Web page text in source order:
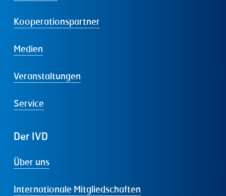
Kooperationspartner
Medien
Veranstaltungen
Service
Der IVD
Über uns
Internationale Mitgliedschaften